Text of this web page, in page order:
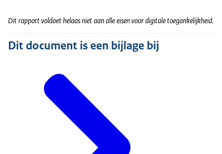
Dit rapport voldoet helaas niet aan alle eisen voor digitale toegankelijkheid.
Dit document is een bijlage bij